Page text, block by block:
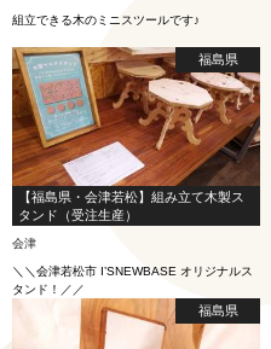
組立できる木のミニスツールです♪
福島県
【福島県・会津若松】組み立て木製ス
タンド（受注生産）
会津
＼＼会津若松市 I’SNEWBASE オリジナルス
タンド！／／
福島県